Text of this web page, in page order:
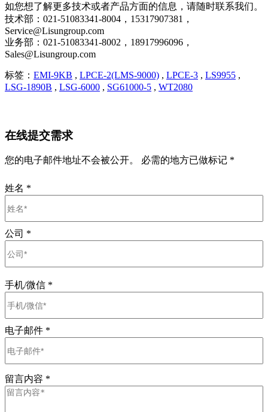
如您想了解更多技术或者产品方面的信息，请随时联系我们。
技术部：021-51083341-8004，15317907381，
Service@Lisungroup.com
业务部：021-51083341-8002，18917996096，
Sales@Lisungroup.com
标签： EMI-9KB , LPCE-2(LMS-9000) , LPCE-3 , LS9955 ,
LSG-1890B , LSG-6000 , SG61000-5 , WT2080
在线提交需求
您的电子邮件地址不会被公开。 必需的地方已做标记 *
姓名 *
公司 *
手机/微信 *
电子邮件 *
留言内容 *